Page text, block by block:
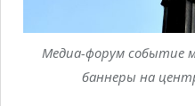
Медиа-форум событие
баннеры на